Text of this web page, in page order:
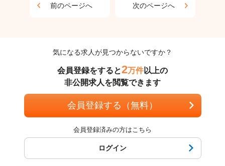
前のページへ 次のページへ
気になる求人が見つからないですか？
会員登録をすると2万件以上の
非公開求人を閲覧できます
会員登録する（無料）
会員登録済みの方はこちら
ログイン